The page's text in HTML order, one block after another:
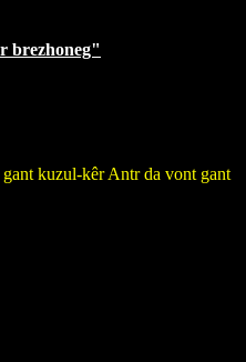
brezhoneg"
kuzul-kêr Antr da vont gant